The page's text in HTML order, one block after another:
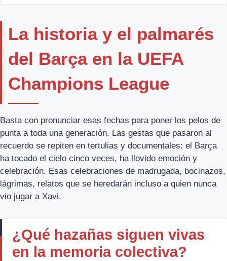
La historia y el palmarés
del Barça en la UEFA
Champions League
Basta con pronunciar esas fechas para poner los pelos de
punta a toda una generación. Las gestas que pasaron al
recuerdo se repiten en tertulias y documentales: el Barça
ha tocado el cielo cinco veces, ha llovido emoción y
celebración. Esas celebraciones de madrugada, bocinazos,
lágrimas, relatos que se heredarán incluso a quien nunca
vio jugar a Xavi.
¿Qué hazañas siguen vivas
en la memoria colectiva?